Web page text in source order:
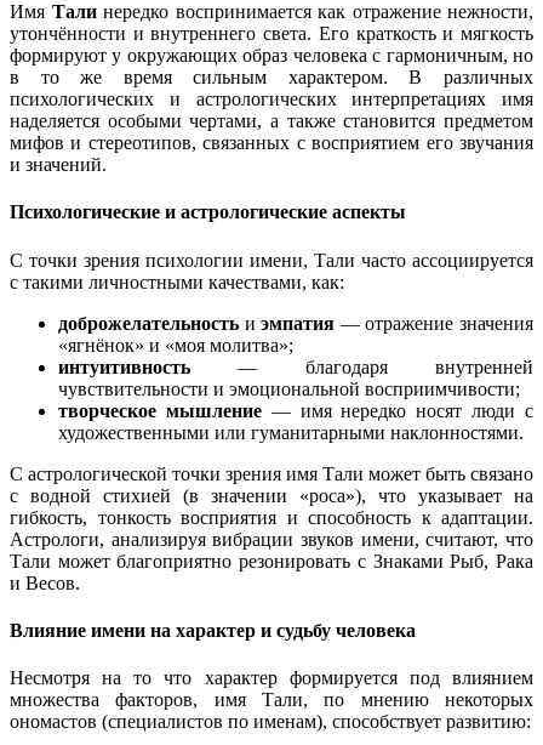
Имя Талинередко воспринимается как отражение нежности,
утончённости и внутреннего света. Его краткость и мягкость
формируют у окружающих образ человека с гармоничным, но
в то же время сильным характером. В различных
психологических и астрологических интерпретациях имя
наделяется особыми чертами, а также становится предметом
мифов и стереотипов, связанных с восприятием его звучания
и значений.
Психологические и астрологические аспекты
С точки зрения психологии имени, Тали часто ассоциируется
с такими личностными качествами, как:
доброжелательность иэмпатия — отражение значения
«ягнёнок» и «моя молитва»;
интуитивность — благодаря внутренней
чувствительности и эмоциональной восприимчивости;
творческое мышление— имя нередко носят люди с
художественными или гуманитарными наклонностями.
С астрологической точки зрения имя Тали может быть связано
с водной стихией (в значении «роса»), что указывает на
гибкость, тонкость восприятия и способность к адаптации.
Астрологи, анализируя вибрации звуков имени, считают, что
Тали может благоприятно резонировать с Знаками Рыб, Рака
и Весов.
Влияние имени на характер и судьбу человека
Несмотря на то что характер формируется под влиянием
множества факторов, имя Тали, по мнению некоторых
ономастов (специалистов по именам), способствует развитию: